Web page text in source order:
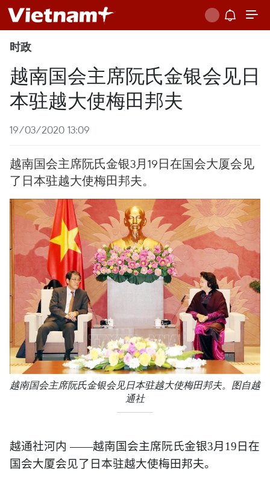
时政
越南国会主席阮氏金银会见日
本驻越大使梅田邦夫
19/03/2020 13:09
越南国会主席阮氏金银3月19日在国会大厦会见
了日本驻越大使梅田邦夫。
越南国会主席阮氏金银会见日本驻越大使梅田邦夫。图自越
通社
越通社河内——越南国会主席阮氏金银3月 19 日在
国会大厦会见了日本驻越大使梅田邦夫。